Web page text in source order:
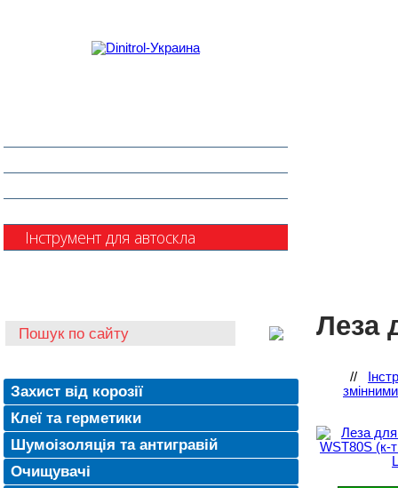
Інструмент для автоскла
Захист від корозії
Клеї та герметики
Шумоізоляція та антигравій
Очищувачі
Леза
//